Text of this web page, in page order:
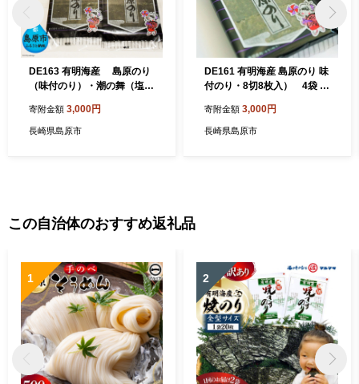
DE163 有明海産 島原のり
（味付のり）・潮の舞（塩の
苔 のり 味付け海苔 味付けの
り 長崎県 島原市 ]
寄附金額 3,000円
長崎県島原市
DE161 有明海産 島原のり 味
付のり・8切8枚入） 4袋 [
のり 長崎県 島原市 ]
寄附金額 3,000円
長崎県島原市
この自治体のおすすめ返礼品
1 2